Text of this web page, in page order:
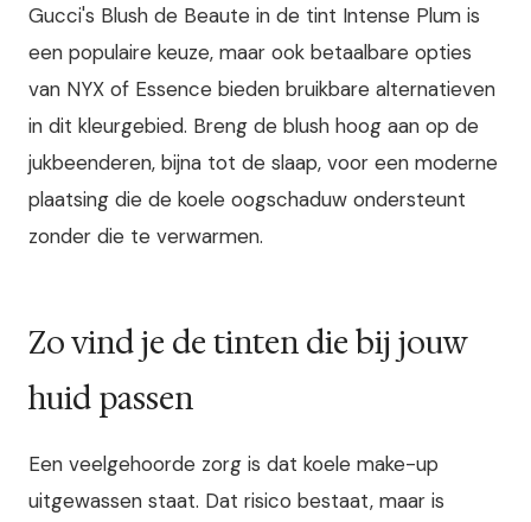
Gucci's Blush de Beaute in de tint Intense Plum is
een populaire keuze, maar ook betaalbare opties
van NYX of Essence bieden bruikbare alternatieven
in dit kleurgebied. Breng de blush hoog aan op de
jukbeenderen, bijna tot de slaap, voor een moderne
plaatsing die de koele oogschaduw ondersteunt
zonder die te verwarmen.
Zo vind je de tinten die bij jouw
huid passen
Een veelgehoorde zorg is dat koele make-up
uitgewassen staat. Dat risico bestaat, maar is